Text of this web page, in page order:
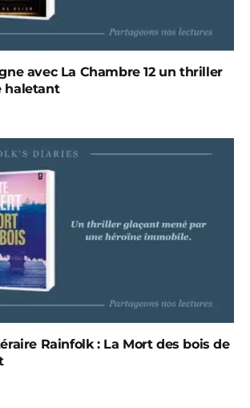
avec La Chambre 12 un thriller
haletant
Rainfolk : La Mort des bois de